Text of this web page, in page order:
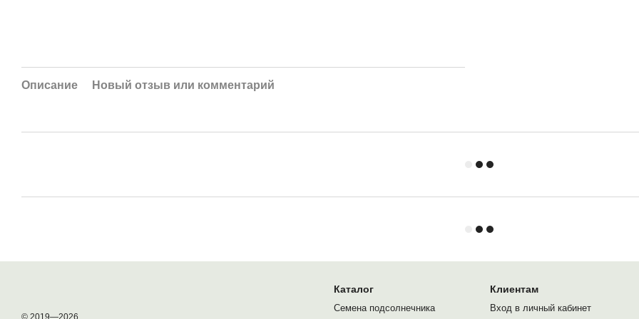
Описание Новый отзыв или комментарий
© 2019—2026
Каталог
Семена подсолнечника
Клиентам
Вход в личный кабинет